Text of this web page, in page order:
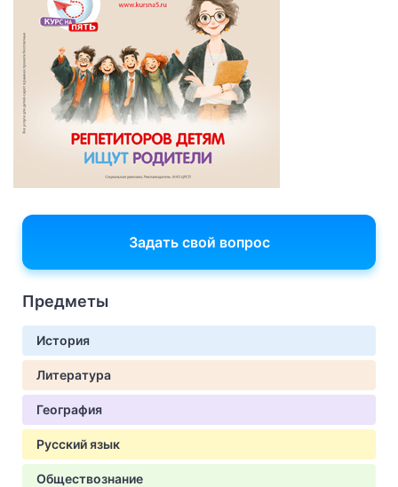
Задать свой вопрос
Предметы
История
Литература
География
Русский язык
Обществознание